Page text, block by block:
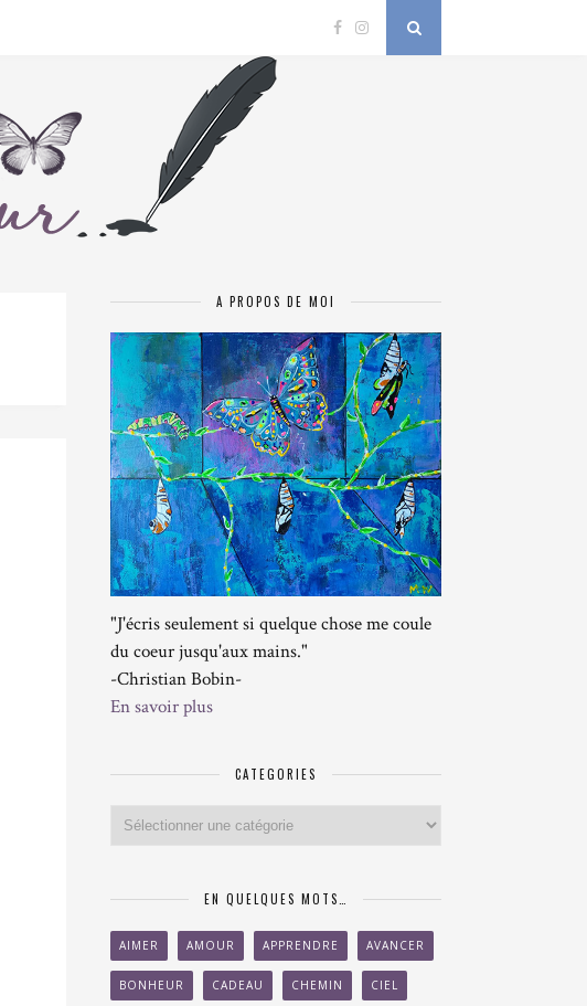
A PROPOS DE MOI
"J'écris seulement si quelque chose me coule
du coeur jusqu'aux mains."
-Christian Bobin-
En savoir plus
CATEGORIES
Categories
EN QUELQUES MOTS…
AIMER AMOUR APPRENDRE AVANCER
BONHEUR CADEAU CHEMIN CIEL